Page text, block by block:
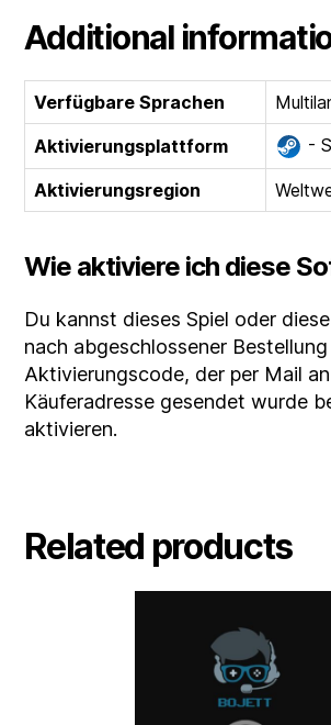
Additional
Verfügbare Sprachen
Aktivierungsplattform
-
Aktivierungsregion
Wie aktiviere ich diese
Du kannst dieses Spiel oder
nach abgeschlossener
Aktivierungscode, der per Mail
Käuferadresse gesendet wurde
aktivieren.
Related products